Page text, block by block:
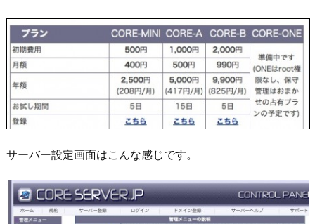
サーバー設定画面はこんな感じです。